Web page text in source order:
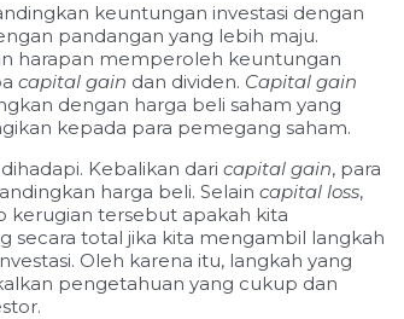
keuntungan investasi dengan
pandangan yang lebih maju.
harapan memperoleh keuntungan
capital gain dan dividen. Capital gain
dengan harga beli saham yang
kepada para pemegang saham.
Kebalikan dari capital gain, para
harga beli. Selain capital loss,
kerugian tersebut apakah kita
secara total jika kita mengambil langkah
Oleh karena itu, langkah yang
pengetahuan yang cukup dan